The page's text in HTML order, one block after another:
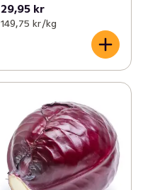
29,95 kr
149,75 kr /kg